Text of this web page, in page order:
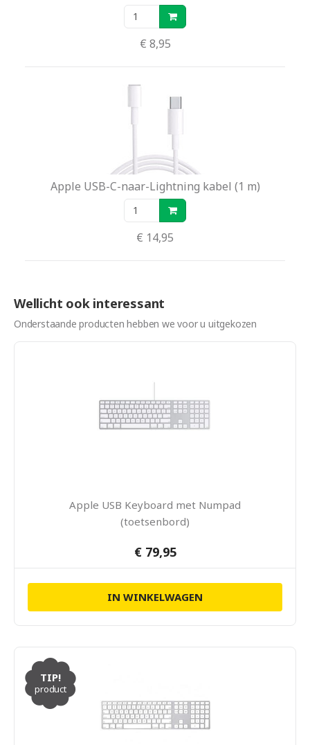
€ 8,95
Apple USB-C-naar-Lightning kabel (1 m)
€ 14,95
Wellicht ook interessant
Onderstaande producten hebben we voor u uitgekozen
Apple USB Keyboard met Numpad
(toetsenbord)
€ 79,95
IN WINKELWAGEN
TIP!
product